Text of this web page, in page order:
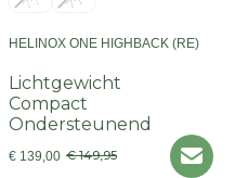
HELINOX ONE HIGHBACK (RE)
Lichtgewicht
Compact
Ondersteunend
€ 139,00 € 149,95